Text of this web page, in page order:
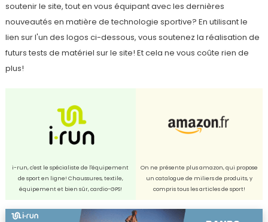
soutenir le site, tout en vous équipant avec les dernières
nouveautés en matière de technologie sportive? En utilisant le
lien sur l'un des logos ci-dessous, vous soutenez la réalisation de
futurs tests de matériel sur le site! Et cela ne vous coûte rien de
plus!
i-run, c'est le spécialiste de l'équipement
de sport en ligne! Chaussures, textile,
équipement et bien sûr, cardio-GPS!
On ne présente plus amazon, qui propose
un catalogue de miliers de produits, y
compris tous les articles de sport!